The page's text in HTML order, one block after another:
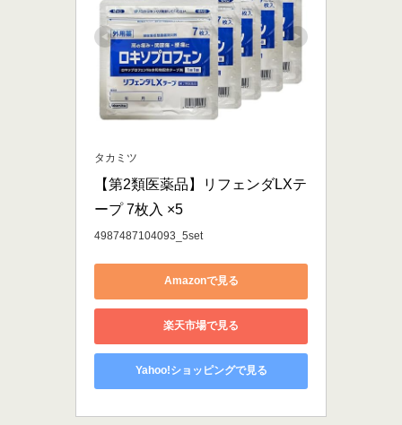
タカミツ
【第2類医薬品】リフェンダLXテ
ープ 7枚入 ×5
4987487104093_5set
Amazonで見る
楽天市場で見る
Yahoo!ショッピングで見る